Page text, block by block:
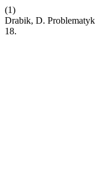
(1)
Drabik, D.
18.